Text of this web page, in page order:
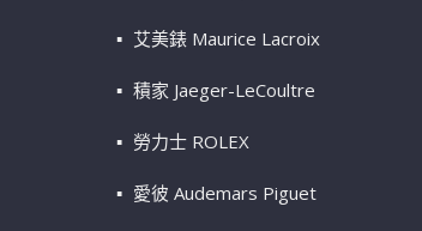
艾美錶 Maurice Lacroix
積家 Jaeger-LeCoultre
勞力士 ROLEX
愛彼 Audemars Piguet